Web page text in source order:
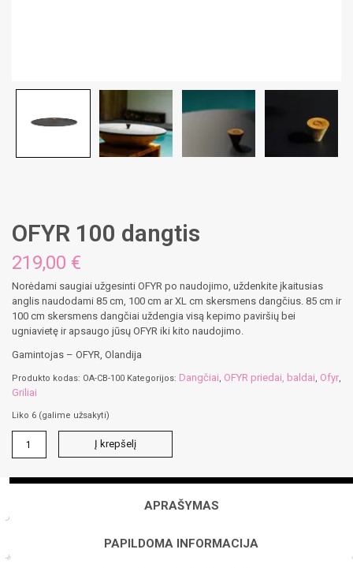
OFYR 100 dangtis
219,00 €
Norėdami saugiai užgesinti OFYR po naudojimo, uždenkite įkaitusias
anglis naudodami 85 cm, 100 cm ar XL cm skersmens dangčius. 85 cm ir
100 cm skersmens dangčiai uždengia visą kepimo paviršių bei
ugniavietę ir apsaugo jūsų OFYR iki kito naudojimo.
Gamintojas – OFYR, Olandija
Produkto kodas: OA-CB-100 Kategorijos: Dangčiai, OFYR priedai, baldai, Ofyr,
Griliai
Liko 6 (galime užsakyti)
kiekis:
100
Į krepšelį
APRAŠYMAS
PAPILDOMA INFORMACIJA